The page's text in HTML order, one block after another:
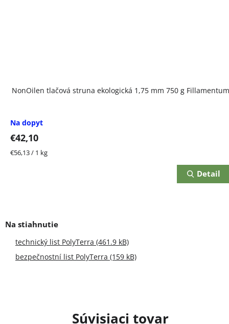
Súvisiaci tovar
NonOilen tlačová struna ekologická 1,75 mm 750 g Fillamentum
Na dopyt
€42,10
Jednotková
€56,13 / 1 kg
Detail
technický list PolyTerra (461.9 kB)
bezpečnostní list PolyTerra (159 kB)